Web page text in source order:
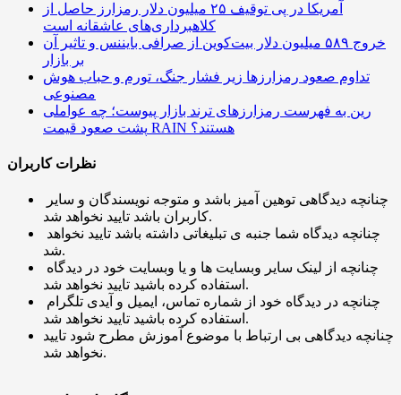
آمریکا در پی توقیف ۲۵ میلیون دلار رمزارز حاصل از
کلاهبرداری‌های عاشقانه است
خروج ۵۸۹ میلیون دلار بیت‌کوین از صرافی بایننس و تاثیر آن
بر بازار
تداوم صعود رمزارزها زیر فشار جنگ، تورم و حباب هوش
مصنوعی
رین به فهرست رمزارزهای ترند بازار پیوست؛ چه عواملی
پشت صعود قیمت RAIN هستند؟
نظرات کاربران
کاربران باشد تایید نخواهد شد.
شد.
استفاده کرده باشید تایید نخواهد شد.
استفاده کرده باشید تایید نخواهد شد.
چنانچه دیدگاهی بی ارتباط با موضوع آموزش مطرح شود تایید
نخواهد شد.